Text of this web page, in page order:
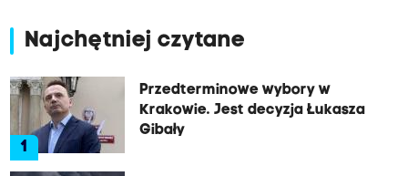
Najchętniej czytane
1
Przedterminowe wybory w
Krakowie. Jest decyzja Łukasza
Gibały